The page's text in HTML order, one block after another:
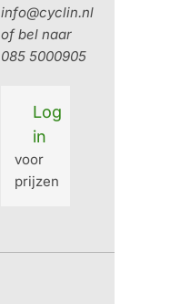
info@cyclin.nl
of bel naar
085 5000905
Log
in
voor
prijzen